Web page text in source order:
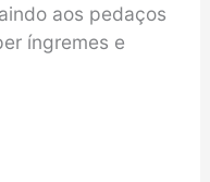
aos pedaços
íngremes e